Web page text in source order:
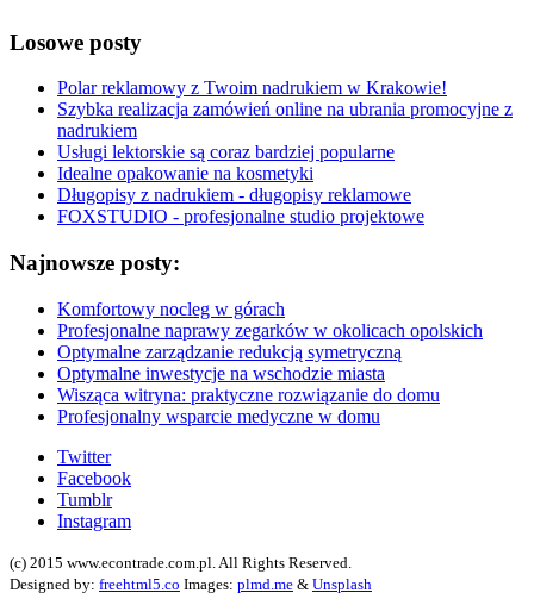
Losowe posty
Polar reklamowy z Twoim nadrukiem w Krakowie!
Szybka realizacja zamówień online na ubrania promocyjne z
nadrukiem
Usługi lektorskie są coraz bardziej popularne
Idealne opakowanie na kosmetyki
Długopisy z nadrukiem - długopisy reklamowe
FOXSTUDIO - profesjonalne studio projektowe
Najnowsze posty:
Komfortowy nocleg w górach
Profesjonalne naprawy zegarków w okolicach opolskich
Optymalne zarządzanie redukcją symetryczną
Optymalne inwestycje na wschodzie miasta
Wisząca witryna: praktyczne rozwiązanie do domu
Profesjonalny wsparcie medyczne w domu
Twitter
Facebook
Tumblr
Instagram
(c) 2015 www.econtrade.com.pl. All Rights Reserved.
Designed by: freehtml5.co Images: plmd.me & Unsplash